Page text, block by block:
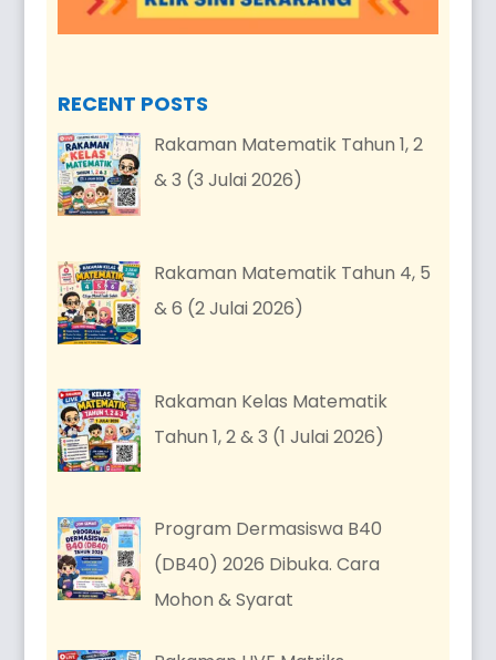
RECENT POSTS
Rakaman Matematik Tahun 1, 2
& 3 (3 Julai 2026)
Rakaman Matematik Tahun 4, 5
& 6 (2 Julai 2026)
Rakaman Kelas Matematik
Tahun 1, 2 & 3 (1 Julai 2026)
Program Dermasiswa B40
(DB40) 2026 Dibuka. Cara
Mohon & Syarat